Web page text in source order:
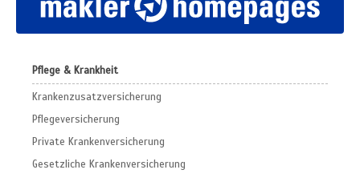
Pflege & Krankheit
Krankenzusatzversicherung
Pflegeversicherung
Private Krankenversicherung
Gesetzliche Krankenversicherung